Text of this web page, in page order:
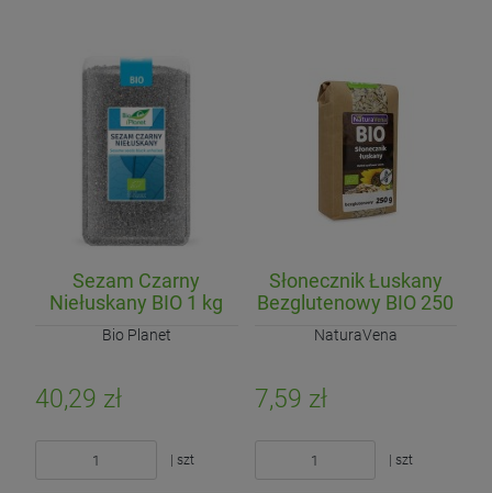
Sezam Czarny
Niełuskany BIO 1 kg
Bio Planet
40,29 zł
| szt
Słonecznik Łuskany
Bezglutenowy BIO 250
NaturaVena
7,59 zł
| szt